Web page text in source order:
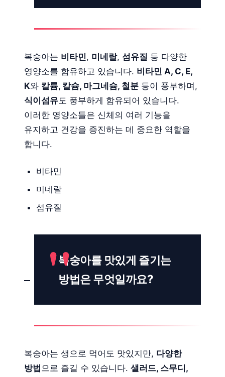
복숭아는 비타민, 미네랄, 섬유질 등 다양한
영양소를 함유하고 있습니다. 비타민 A, C, E,
K와 칼륨, 칼슘, 마그네슘, 철분 등이 풍부하며,
식이섬유도 풍부하게 함유되어 있습니다.
이러한 영양소들은 신체의 여러 기능을
유지하고 건강을 증진하는 데 중요한 역할을
합니다.
비타민
미네랄
섬유질
복숭아를 맛있게 즐기는
방법은 무엇일까요?
복숭아는 생으로 먹어도 맛있지만, 다양한
방법 으로 즐길 수 있습니다. 샐러드, 스무디,